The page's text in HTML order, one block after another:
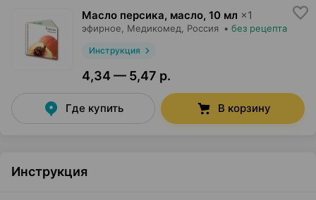
Масло персика, масло, 10 мл ×1
эфирное, Медикомед , Россия • без рецепта
Инструкция
4,34 — 5,47 р.
Где купить В корзину
Инструкция